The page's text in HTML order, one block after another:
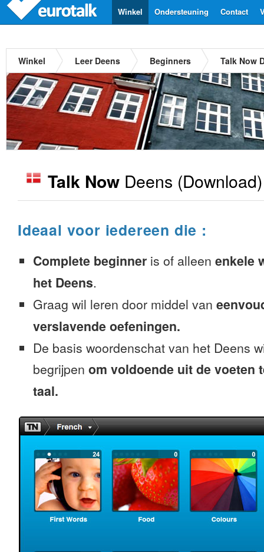
Contact
Ondersteuning
Winkel
Winkel Leer Deens Beginners Talk Now
Talk Now Deens
Ideaal voor iedereen die :
Complete beginner is of alleen enkele
het Deens.
Graag wil leren door middel van
verslavende oefeningen.
De basis woordenschat van het Deens
begrijpen om voldoende uit de voeten
taal.